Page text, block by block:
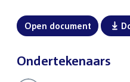
Open document
Ondertekenaars